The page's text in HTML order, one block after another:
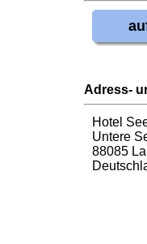
Adress-
Hotel
Untere
88085